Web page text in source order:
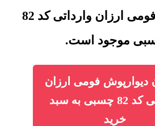
دیوارپوش فومی ارزان وارداتی کد 82
موجود است.
دیوارپوش فومی ارزان
وارداتی کد 82 چسبی به سبد
خرید